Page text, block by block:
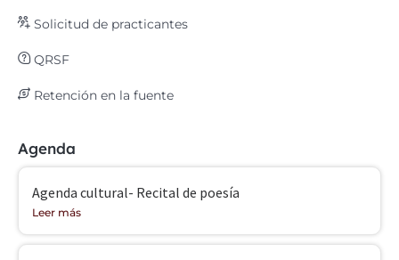
Solicitud de practicantes
QRSF
Retención en la fuente
Agenda
Agenda cultural- Recital de poesía
Leer más